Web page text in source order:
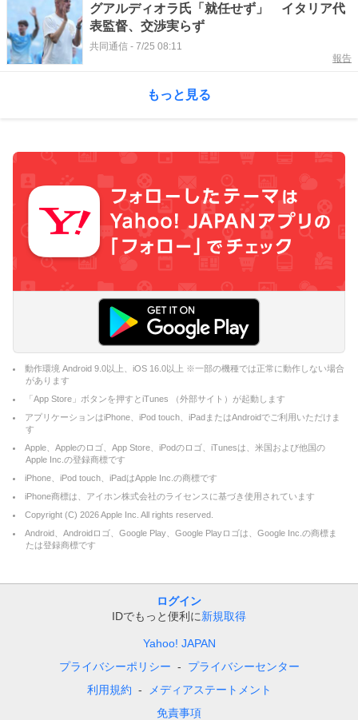
グアルディオラ氏「就任せず」 イタリア代
表監督、交渉実らず
共同通信 - 7/25 08:11
報告
もっと見る
動作環境 Android 9.0以上、iOS 16.0以上 ※一部の機種では正常に動作しない場合
があります
「App Store」ボタンを押すとiTunes （外部サイト）が起動します
アプリケーションはiPhone、iPod touch、iPadまたはAndroidでご利用いただけま
す
Apple、Appleのロゴ、App Store、iPodのロゴ、iTunesは、米国および他国の
Apple Inc.の登録商標です
iPhone、iPod touch、iPadはApple Inc.の商標です
iPhone商標は、アイホン株式会社のライセンスに基づき使用されています
Copyright (C) 2026Apple Inc. All rights reserved.
Android、Androidロゴ、Google Play、Google Playロゴは、Google Inc.の商標ま
たは登録商標です
ログイン
IDでもっと便利に新規取得
Yahoo! JAPAN
プライバシーポリシー
プライバシーセンター
利用規約
メディアステートメント
免責事項